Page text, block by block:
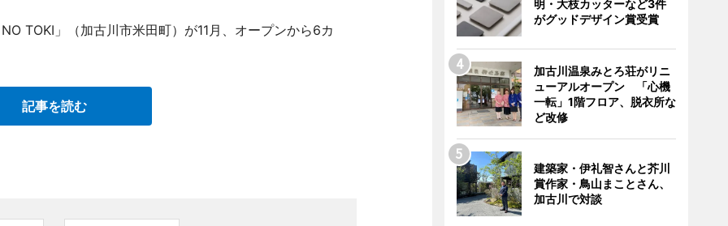
TOKI」（加古川市米田町）が11月、オープンから6カ
記事を読む
明・大枝カッターなど3件
がグッドデザイン賞受賞
加古川温泉みとろ荘がリニ
ューアルオープン 「心機
一転」1階フロア、脱衣所な
ど改修
建築家・伊礼智さんと芥川
賞作家・鳥山まことさん、
加古川で対談